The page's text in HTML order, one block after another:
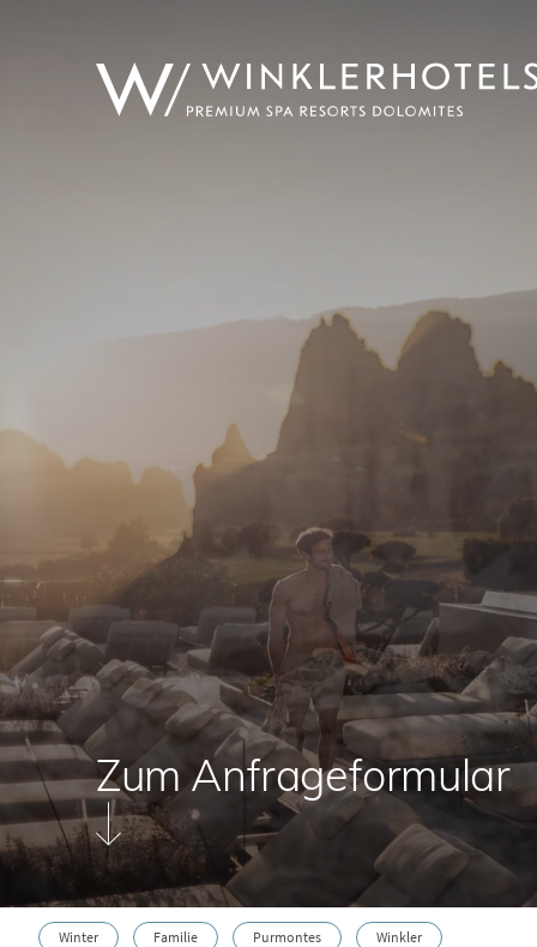
Zum Anfrageformular
Winter Familie Purmontes Winkler